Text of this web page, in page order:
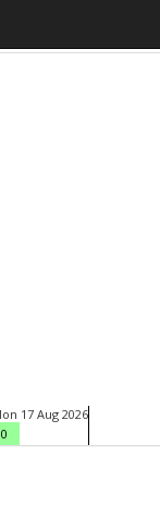
17 Aug 2026